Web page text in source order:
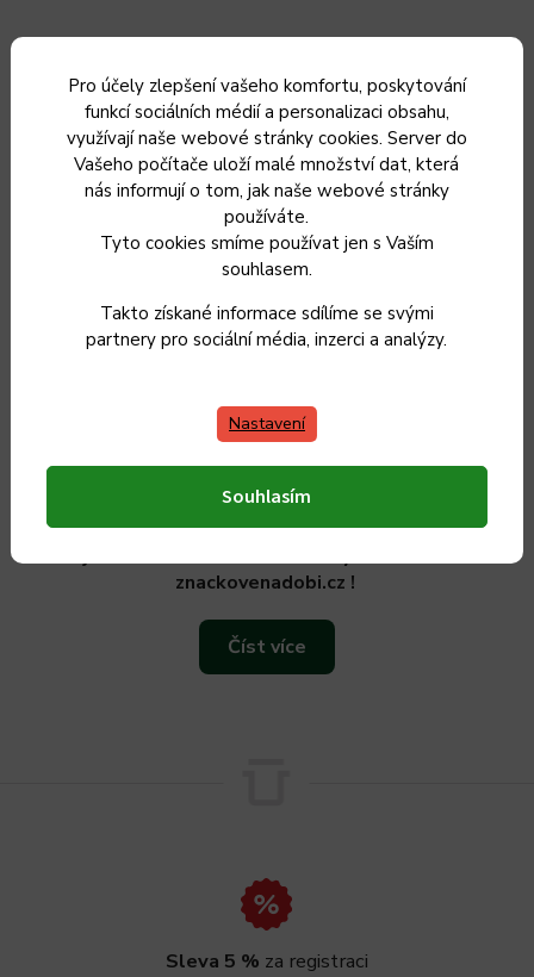
Pro účely zlepšení vašeho komfortu, poskytování
funkcí sociálních médií a personalizaci obsahu,
využívají naše webové stránky cookies. Server do
Vašeho počítače uloží malé množství dat, která
nás informují o tom, jak naše webové stránky
používáte.
Tyto cookies smíme používat jen s Vaším
souhlasem.
Takto získané informace sdílíme se svými
partnery pro sociální média, inzerci a analýzy.
Nastavení
Souhlasím
KOLIMAX Sada plochých grilovacích jehel z nerez oceli
délka 40 cm - 4 ks
164 Kč bez DPH
Do košíku
znackovenadobi.cz !
Číst více
Sleva 5 % za registraci